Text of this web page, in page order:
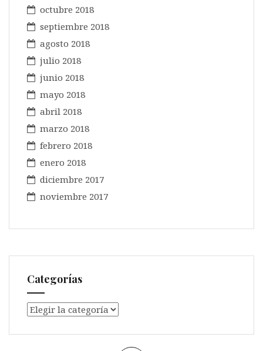
octubre 2018
septiembre 2018
agosto 2018
julio 2018
junio 2018
mayo 2018
abril 2018
marzo 2018
febrero 2018
enero 2018
diciembre 2017
noviembre 2017
Categorías
Categorías